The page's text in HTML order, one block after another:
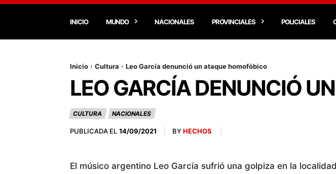
INICIO MUNDO NACIONALES PROVINCIALES POLICIALES
Inicio Cultura Leo García denunció un ataque homofóbico
LEO GARCÍA DENUNCIÓ
CULTURA NACIONALES
PUBLICADA EL 14/09/2021 BYHECHOS
El músico argentino Leo García sufrió una golpiza en la